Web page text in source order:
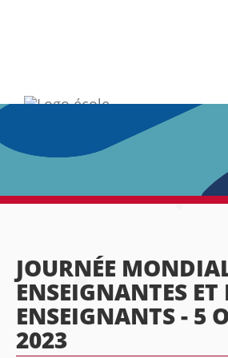
JOURNÉE
ENSEIGNANTES ET
ENSEIGNANTS - 5
2023